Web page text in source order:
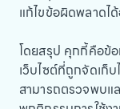
แก้ไขข้อผิดพลาดไ
โดยสรุป คุกกี้คือข้
เว็บไซต์ที่ถูกจัดเก็
สามารถตรวจพบแ